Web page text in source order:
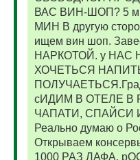
ВАС ВИН-ШОП? 5
МИН В другую
ищем вин шоп.
НАРКОТОЙ. у НАС
ХОЧЕТЬСЯ
сИДИМ В ОТЕЛЕ В
ЧАПАТИ, СПАЙСИ
Реально думаю о
Открываем
1000 РАЗ ЛАФА.